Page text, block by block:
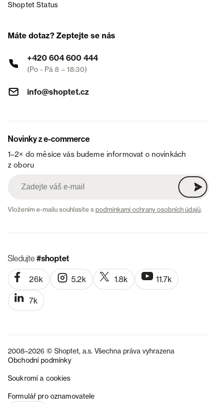
Shoptet Status
Máte dotaz? Zeptejte se nás
+420 604 600 444
(Po - Pá 8 – 18:30)
info@shoptet.cz
Novinky z e-commerce
1–2× do měsíce vás budeme informovat o novinkách
z oboru
Vložením e-mailu souhlasíte spodmínkami ochrany osobních údajů.
Sledujte#shoptet
26k 5.2k 1.8k 11.7k
7k
2008–2026 © Shoptet, a.s. Všechna práva vyhrazena
Obchodní podmínky
Soukromí a cookies
Formulář pro oznamovatele